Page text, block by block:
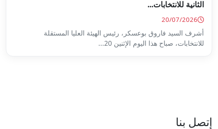
الهيئة العليا المستقلة